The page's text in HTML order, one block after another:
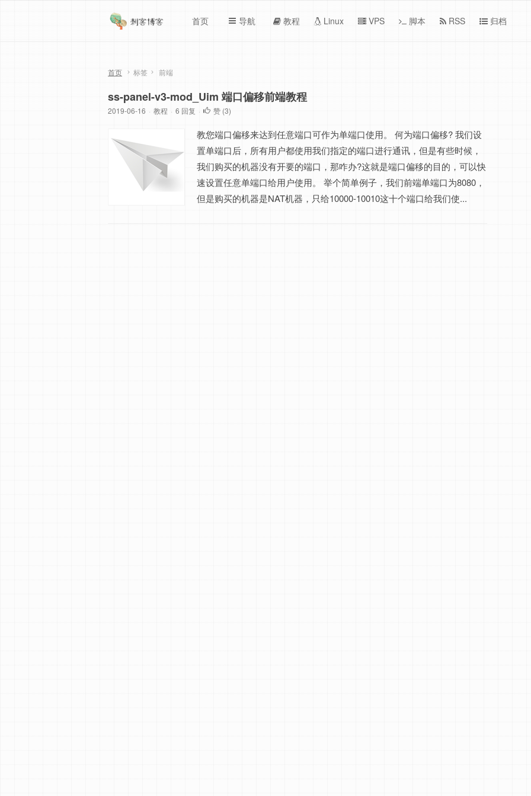
首页 导航 教程 Linux VPS 脚本 RSS 归档
首页 标签 前端
ss-panel-v3-mod_Uim 端口偏移前端教程
2019-06-16 · 教程 · 6 回复 · 赞 (3)
教您端口偏移来达到任意端口可作为单端口使用。 何为端口偏移? 我们设
置单端口后，所有用户都使用我们指定的端口进行通讯，但是有些时候，
我们购买的机器没有开要的端口，那咋办?这就是端口偏移的目的，可以快
速设置任意单端口给用户使用。 举个简单例子，我们前端单端口为8080，
但是购买的机器是NAT机器，只给10000-10010这十个端口给我们使...